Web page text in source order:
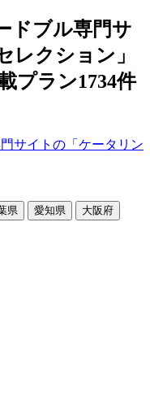
ドブル専門サ
レクション」
プラン1734件
県 愛知県
大阪府